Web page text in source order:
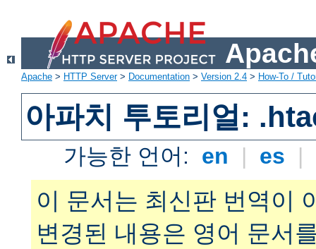
Apache > HTTP Server> Documentation > Version 2.4 > How-To /
아파치 투토리얼:
가능한 언어: en | es |
이 문서는 최신판 번역이
변경된 내용은 영어 문서